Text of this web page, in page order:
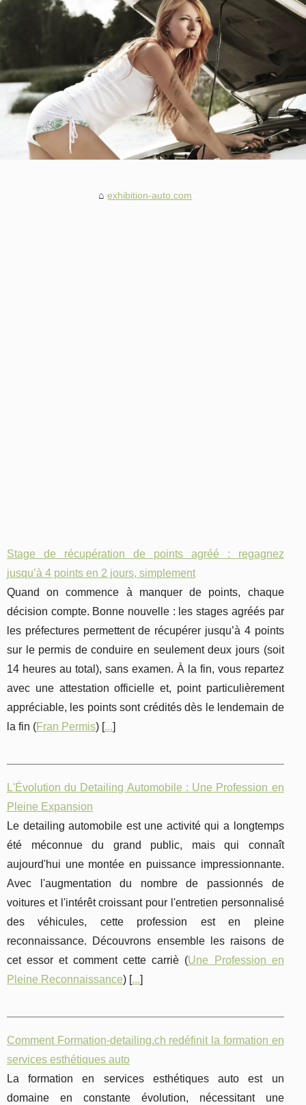
exhibition-auto.com
Stage de récupération de points agréé : regagnez
jusqu’à 4 points en 2 jours, simplement
Quand on commence à manquer de points, chaque
décision compte. Bonne nouvelle : les stages agréés par
les préfectures permettent de récupérer jusqu’à 4 points
sur le permis de conduire en seulement deux jours (soit
14 heures au total), sans examen. À la fin, vous repartez
avec une attestation officielle et, point particulièrement
appréciable, les points sont crédités dès le lendemain de
la fin (Fran Permis) [...]
L'Évolution du Detailing Automobile : Une Profession en
Pleine Expansion
Le detailing automobile est une activité qui a longtemps
été méconnue du grand public, mais qui connaît
aujourd'hui une montée en puissance impressionnante.
Avec l'augmentation du nombre de passionnés de
voitures et l'intérêt croissant pour l'entretien personnalisé
des véhicules, cette profession est en pleine
reconnaissance. Découvrons ensemble les raisons de
cet essor et comment cette carriè (Une Profession en
Pleine Reconnaissance) [...]
Comment Formation-detailing.ch redéfinit la formation en
services esthétiques auto
La formation en services esthétiques auto est un
domaine en constante évolution, nécessitant une